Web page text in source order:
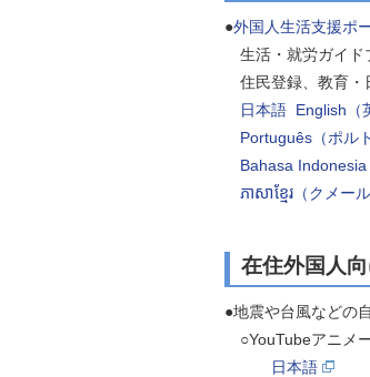
●外国人生活支援ポ
生活・就労ガイド
住民登録、教育・
日本語 English（
Português（ポル
Bahasa Indonesia
ភាសាខ្មែរ（クメー
在住外国人
●地震や台風などの
○YouTubeアニメ
日本語